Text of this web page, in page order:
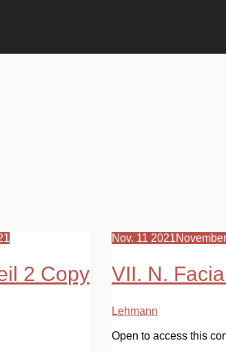
2 Copy
Nov. 11 2021
VII. N.
Lehmann
Open to access this